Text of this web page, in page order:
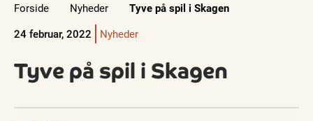
Forside Nyheder
Tyve på spil i Skagen
24 februar, 2022
Nyheder
Tyve på spil i Skagen